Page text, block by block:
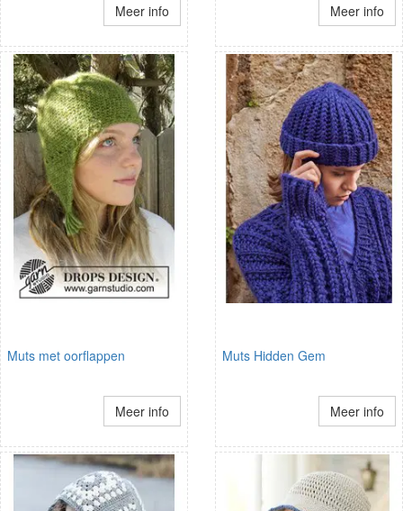
Meer info Meer info
Muts met oorflappen
Meer info
Muts Hidden Gem
Meer info